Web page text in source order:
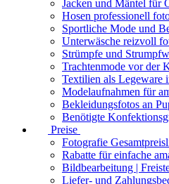
Jacken und Mäntel für
Hosen professionell
Sportliche Mode und
Unterwäsche reizvoll
Strümpfe und
Trachtenmode vor der
Textilien als Legeware
Modelaufnahmen für
Bekleidungsfotos an
Benötigte
Preise
Fotografie
Rabatte für einfache
Bildbearbeitung |
Liefer- und